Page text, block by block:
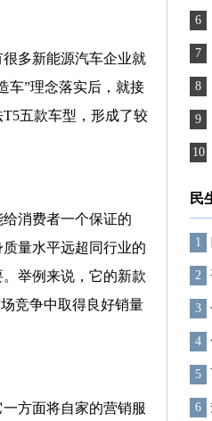
多新能源汽车企业就
车”理念落实后，就接
五款车型，形成了较
消费者一个保证的
量水平远超同行业的
举例来说，它的新款
竞争中取得良好销量
方面将自家的营销服
民